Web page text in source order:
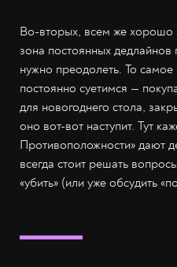
Во-вторых, всем же хорошо
зона постоянных
нужно преодолеть. То
постоянно суетимся —
для новогоднего стола,
оно вот-вот наступит. Тут
Противоположности» дают
всегда стоит решать
«убить» (или уже обсудить